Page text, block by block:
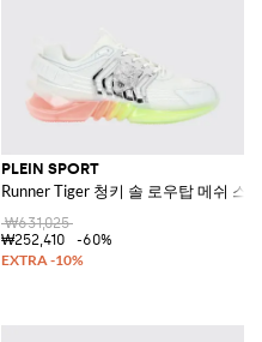
PLEIN SPORT
Runner Tiger 청키 솔 로우탑 메쉬 스
₩631,025
₩252,410
-60%